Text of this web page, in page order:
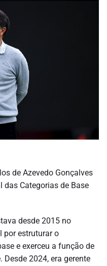
de Azevedo Gonçalves
das Categorias de Base
desde 2015 no
por estruturar o
e exerceu a função de
Desde 2024, era gerente